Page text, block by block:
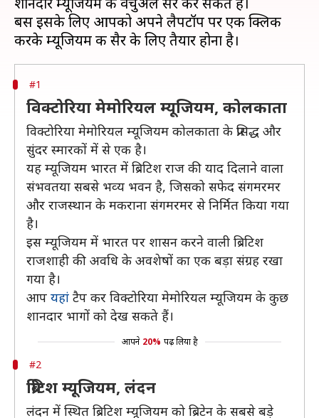
बस इसके लिए आपको अपने लैपटॉप पर एक क्लिक
#1
विक्टोरिया मेमोरियल म्यूजियम, कोलकाता
विक्‍टोरिया मेमोरियल म्यूजियम कोलकाता के प्रसिद्ध और
सुंदर स्‍मारकों में से एक है।
यह म्यूजियम भारत में ब्रिटिश राज की याद दिलाने वाला
संभवतया सबसे भव्‍य भवन है, जिसको सफेद संगमरमर
और राजस्‍थान के मकराना संगमरमर से निर्मित किया गया
है।
इस म्यूजियम में भारत पर शासन करने वाली ब्रिटिश
राजशाही की अवधि के अवशेषों का एक बड़ा संग्रह रखा
गया है।
आप यहां टैप कर विक्‍टोरिया मेमोरियल म्यूजियम के कुछ
शानदार भागों को देख सकते हैं।
आपने 20% पढ़ लिया है
#2
ब्रिटिश म्यूजियम, लंदन
लंदन में स्थित ब्रिटिश म्यूजियम को ब्रिटेन के सबसे बड़े